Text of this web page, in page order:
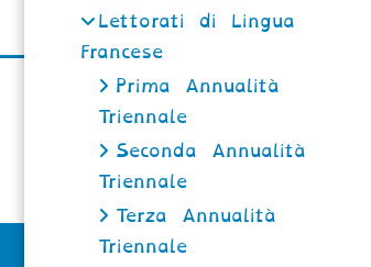
Lettorati di Lingua
Francese
Prima Annualità
Triennale
Seconda Annualità
Triennale
Terza Annualità
Triennale